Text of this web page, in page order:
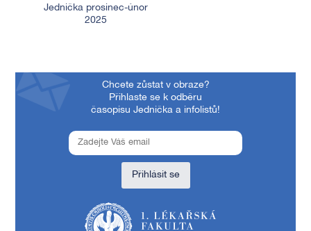
Jednička prosinec-únor
2025
Chcete zůstat v obraze?
Přihlaste se k odběru
časopisu Jednička a infolistů!
Přihlásit se